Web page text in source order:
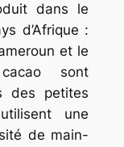
dans le
d’Afrique :
et le
sont
des petites
une
de main-